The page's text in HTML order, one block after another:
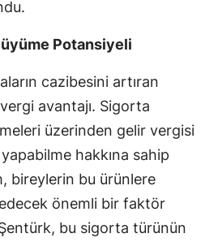
Sivas
Tekirdağ
Tokat
Trabzon
Potansiyeli
cazibesini artıran
avantajı. Sigorta
üzerinden gelir vergisi
hakkına sahip
bireylerin bu ürünlere
önemli bir faktör
bu sigorta türünün